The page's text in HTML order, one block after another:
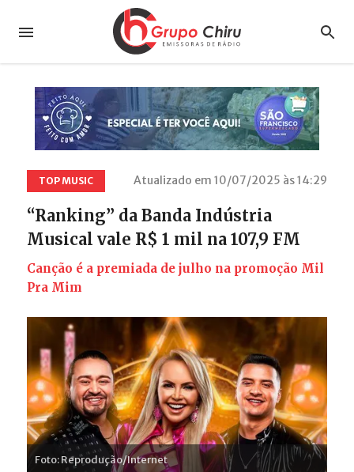
TOP MUSIC Atualizado em 10/07/2025 às 14:29
“Ranking” da Banda Indústria
Musical vale R$ 1 mil na 107,9 FM
Canção é a premiada de julho na promoção Mil
Pra Mim
Foto: Reprodução/Internet